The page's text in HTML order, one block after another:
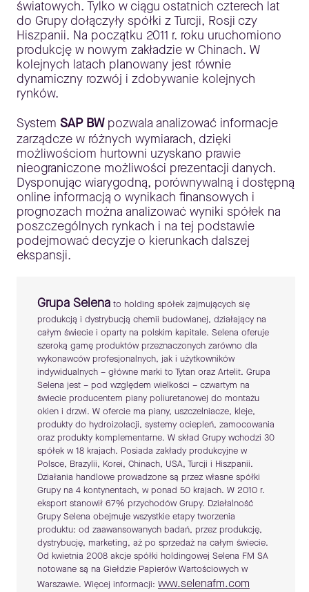
światowych. Tylko w ciągu ostatnich czterech lat
do Grupy dołączyły spółki z Turcji, Rosji czy
Hiszpanii. Na początku 2011 r. roku uruchomiono
produkcję w nowym zakładzie w Chinach. W
kolejnych latach planowany jest równie
dynamiczny rozwój i zdobywanie kolejnych
rynków.
System SAP BWpozwala analizować informacje
zarządcze w różnych wymiarach, dzięki
możliwościom hurtowni uzyskano prawie
nieograniczone możliwości prezentacji danych.
Dysponując wiarygodną, porównywalną i dostępną
online informacją o wynikach finansowych i
prognozach można analizować wyniki spółek na
poszczególnych rynkach i na tej podstawie
podejmować decyzje o kierunkach dalszej
ekspansji.
Grupa Selena to holding spółek zajmujących się
produkcją i dystrybucją chemii budowlanej, działający na
całym świecie i oparty na polskim kapitale. Selena oferuje
szeroką gamę produktów przeznaczonych zarówno dla
wykonawców profesjonalnych, jak i użytkowników
indywidualnych – główne marki to Tytan oraz Artelit. Grupa
Selena jest – pod względem wielkości – czwartym na
świecie producentem piany poliuretanowej do montażu
okien i drzwi. W ofercie ma piany, uszczelniacze, kleje,
produkty do hydroizolacji, systemy ociepleń, zamocowania
oraz produkty komplementarne. W skład Grupy wchodzi 30
spółek w 18 krajach. Posiada zakłady produkcyjne w
Polsce, Brazylii, Korei, Chinach, USA, Turcji i Hiszpanii.
Działania handlowe prowadzone są przez własne spółki
Grupy na 4 kontynentach, w ponad 50 krajach. W 2010 r.
eksport stanowił 67% przychodów Grupy. Działalność
Grupy Selena obejmuje wszystkie etapy tworzenia
produktu: od zaawansowanych badań, przez produkcję,
dystrybucję, marketing, aż po sprzedaż na całym świecie.
Od kwietnia 2008 akcje spółki holdingowej Selena FM SA
notowane są na Giełdzie Papierów Wartościowych w
Warszawie. Więcej informacji: www.selenafm.com